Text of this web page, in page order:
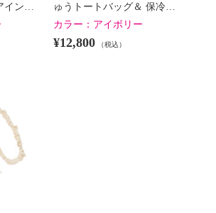
イン…
ゅうトートバッグ＆ 保冷…
カラー： アイボリー
¥12,800 （税込）